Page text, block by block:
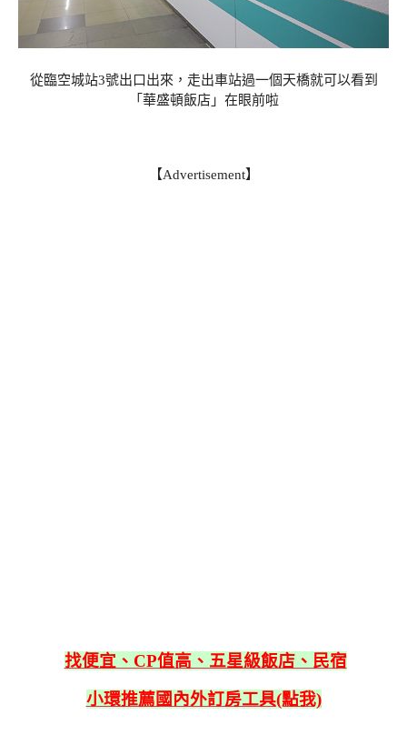
從臨空城站3號出口出來，走出車站過一個天橋就可以看到
「華盛頓飯店」在眼前啦
【Advertisement】
找便宜、CP值高、五星級飯店、民宿
小環推薦國內外訂房工具(點我)